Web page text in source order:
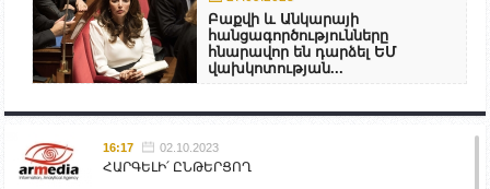
Բաքվի և Անկարայի
հանցագործությունները
հնարավոր են դարձել ԵՄ
վախկոտության...
16:17 02.10.2023
ՀԱՐԳԵԼԻ՛ ԸՆԹԵՐՑՈՂ